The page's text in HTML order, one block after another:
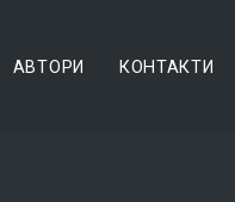
АВТОРИ КОНТАКТИ